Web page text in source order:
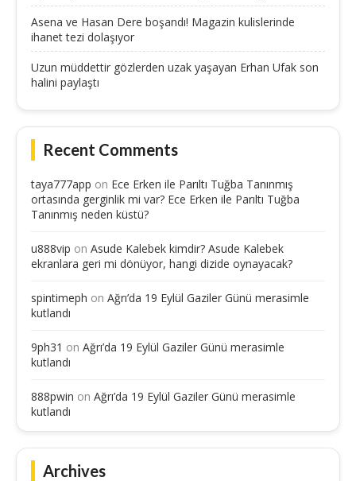
Asena ve Hasan Dere boşandı! Magazin kulislerinde
ihanet tezi dolaşıyor
Uzun müddettir gözlerden uzak yaşayan Erhan Ufak son
halini paylaştı
Recent Comments
taya777app on Ece Erken ile Parıltı Tuğba Tanınmış
ortasında gerginlik mi var? Ece Erken ile Parıltı Tuğba
Tanınmış neden küstü?
u888vip on Asude Kalebek kimdir? Asude Kalebek
ekranlara geri mi dönüyor, hangi dizide oynayacak?
spintimeph on Ağrı’da 19 Eylül Gaziler Günü merasimle
kutlandı
9ph31 on Ağrı’da 19 Eylül Gaziler Günü merasimle
kutlandı
888pwin on Ağrı’da 19 Eylül Gaziler Günü merasimle
kutlandı
Archives